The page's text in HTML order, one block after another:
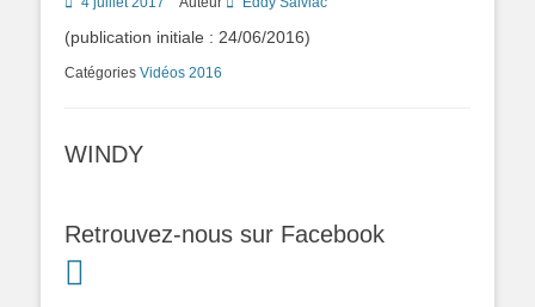
(publication initiale : 24/06/2016)
Catégories Vidéos 2016
WINDY
Retrouvez-nous sur Facebook